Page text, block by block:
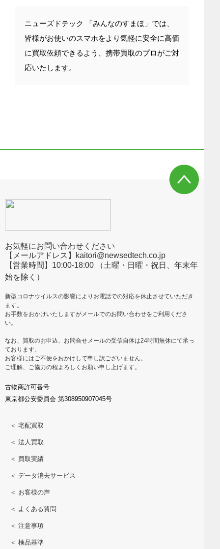
ニューズドテック 「みんなのすまほ」では、
皆様がお使いのスマホをより気軽に安全に高価
に買取依頼できるよう、携帯買取のプロがご対
応いたします。
お気軽にお問い合わせください
【メールアドレス】kaitori@newsedtech.co.jp
【営業時間】10:00-18:00 （土曜・日曜・祝日、年末年
始を除く）
新型コロナウイルスの影響によりお電話での対応を休止させていただき
ます。
お手数をおかけいたしますがメールでのお問い合わせをご利用くださ
い。
なお、買取のお申込、お問合せメールの受信自体は24時間無休にて承っ
ております。
お客様にはご不便をおかけして申し訳ございません。
ご理解、ご協力の程よろしくお願い申し上げます。
古物商許可番号
東京都公安委員会 第308950907045号
＜ 宅配買取
＜ 法人買取
＜ 買取実績
＜ データ消去サービス
＜ お客様の声
＜ よくある質問
＜ 注意事項
＜ 検品基準